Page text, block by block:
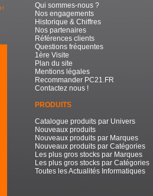
Qui sommes-nous ?
Nos engagements
Historique & Chiffres
Nos partenaires
Références clients
Questions fréquentes
1ère Visite
Plan du site
Mentions légales
Recommander PC21.FR
Contactez nous !
PRODUITS
Catalogue produits par Univers
Nouveaux produits
Nouveaux produits par Marques
Nouveaux produits par Catégories
Les plus gros stocks par Marques
Les plus gros stocks par Catégories
Toutes les Actualités Informatiques